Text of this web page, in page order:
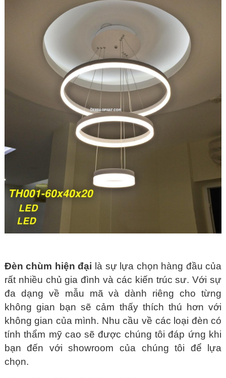
Đèn chùm hiện đại là sự lựa chọn hàng đầu của
rất nhiều chủ gia đình và các kiến trúc sư. Với sự
đa dạng về mẫu mã và dành riêng cho từng
không gian bạn sẽ cảm thấy thích thú hơn với
không gian của mình. Nhu cầu về các loại đèn có
tính thẩm mỹ cao sẽ được chúng tôi đáp ứng khi
bạn đến với showroom của chúng tôi để lựa
chọn.